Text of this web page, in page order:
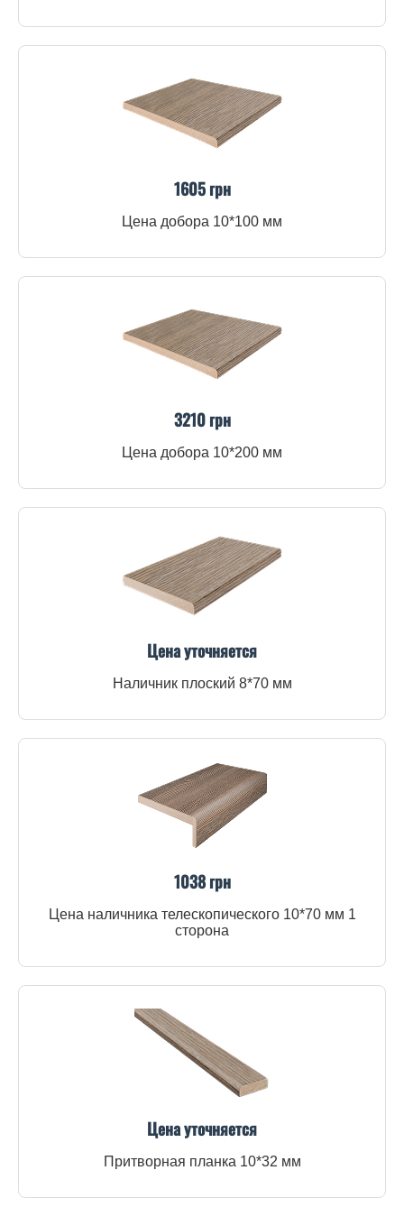
1605 грн
Цена добора 10*100 мм
3210 грн
Цена добора 10*200 мм
Цена уточняется
Наличник плоский 8*70 мм
1038 грн
Цена наличника телескопического 10*70 мм 1
сторона
Цена уточняется
Притворная планка 10*32 мм